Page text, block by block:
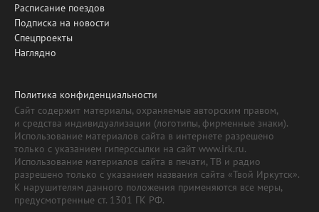
Расписание поездов
Подписка на новости
Спецпроекты
Наглядно
Политика конфиденциальности
Сайт содержит материалы, охраняемые авторским правом,
и средства индивидуализации (логотипы, фирменные знаки).
Использование материалов сайта в интернете разрешено
только с указанием гиперссылки на сайт www.irk.ru.
Использование материалов сайта в печати, ТВ и радио
разрешено только с указанием названия сайта «Твой Иркутск».
К нарушителям данного положения применяются все меры,
предусмотренные ст. 1301 ГК РФ.